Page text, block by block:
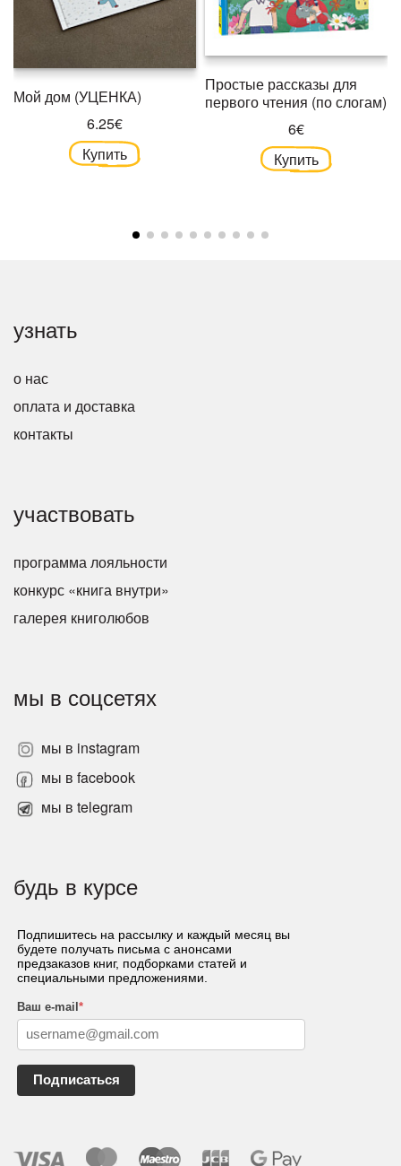
Мой дом (УЦЕНКА)
6.25€
Купить
Простые рассказы для
первого чтения (по слогам)
6€
Купить
узнать
о нас
оплата и доставка
контакты
участвовать
программа лояльности
конкурс «книга внутри»
галерея книголюбов
мы в соцсетях
мы в instagram
мы в facebook
мы в telegram
будь в курсе
Подпишитесь на рассылку и каждый месяц вы
будете получать письма с анонсами
предзаказов книг, подборками статей и
специальными предложениями.
Ваш e-mail *
Подписаться